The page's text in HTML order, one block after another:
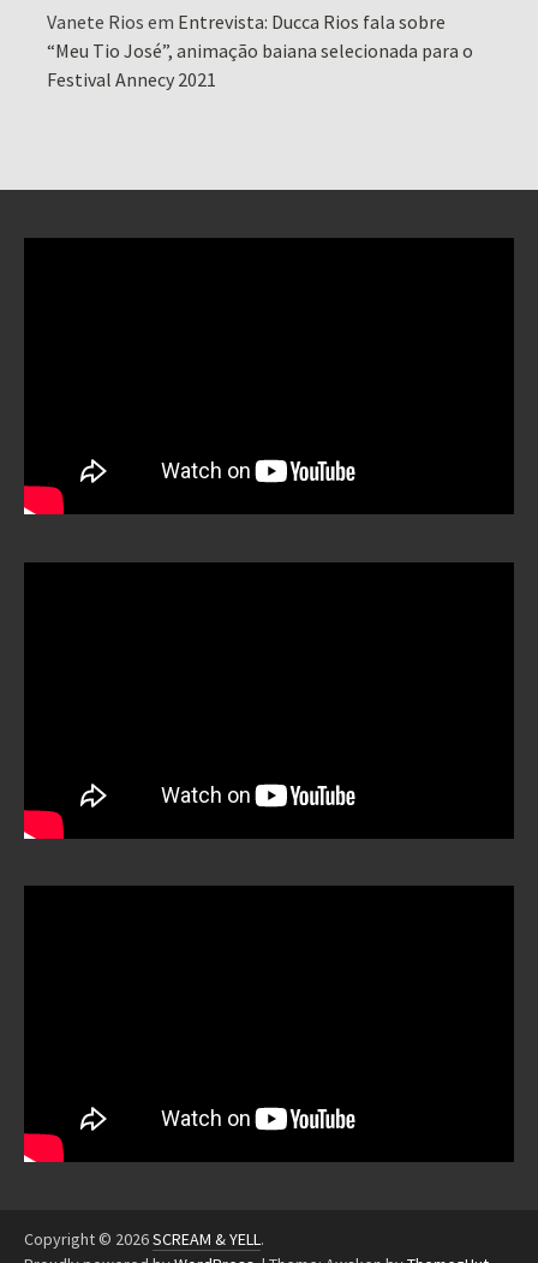
Vanete Rios em Entrevista: Ducca Rios fala sobre
“Meu Tio José”, animação baiana selecionada para o
Festival Annecy 2021
Copyright © 2026SCREAM & YELL.